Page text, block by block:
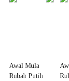
Awal Mula
Rubah Putih